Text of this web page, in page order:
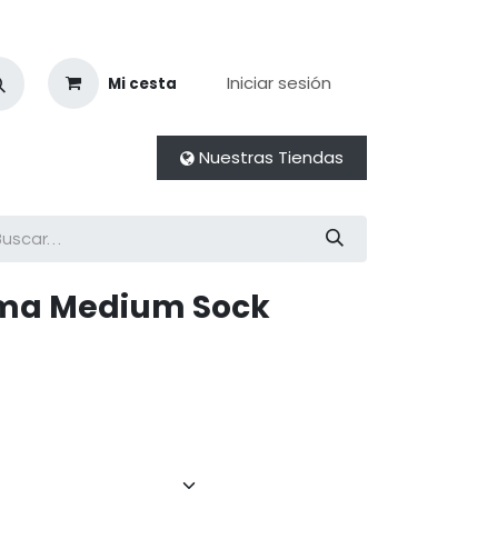
Mi cesta Iniciar sesión
Nuestras Tiendas
Medium Sock